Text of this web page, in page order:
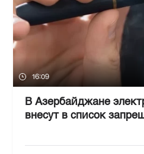
16:09
В Азербайджане
внесут в список